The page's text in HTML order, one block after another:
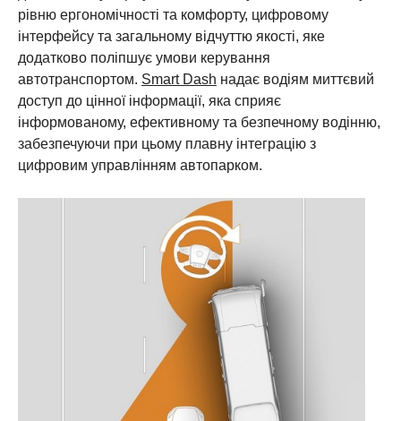
рівню ергономічності та комфорту, цифровому
інтерфейсу та загальному відчуттю якості, яке
додатково поліпшує умови керування
автотранспортом. Smart Dash надає водіям миттєвий
доступ до цінної інформації, яка сприяє
інформованому, ефективному та безпечному водінню,
забезпечуючи при цьому плавну інтеграцію з
цифровим управлінням автопарком.